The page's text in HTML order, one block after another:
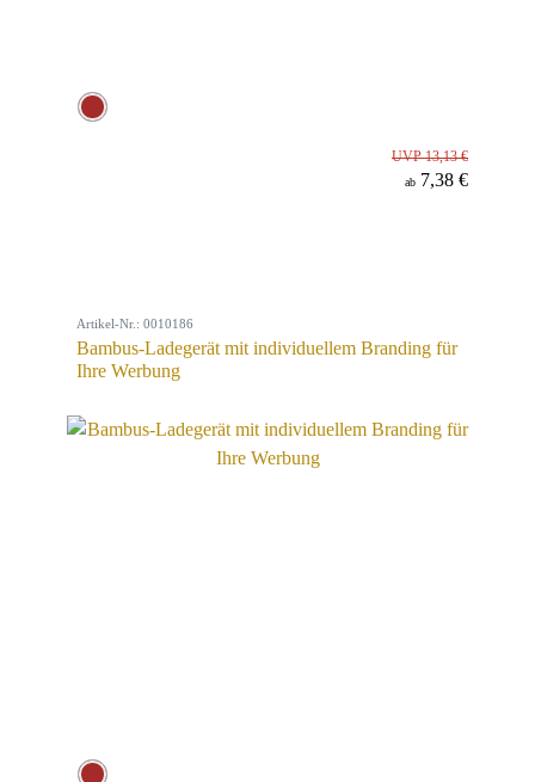
UVP 13,13 €
ab 7,38 €
Artikel-Nr.: 0010186
Bambus-Ladegerät mit individuellem Branding für
Ihre Werbung